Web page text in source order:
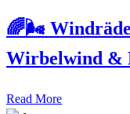
🌈🌬️
Wirbelwind &
Read More